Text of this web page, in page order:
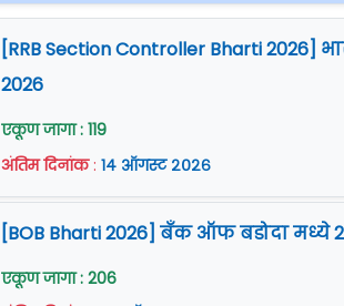
[RRB Section Controller Bharti 2026]
2026
एकूण जागा : 119
अंतिम दिनांक: १४ ऑगस्ट २०२६
[BOB Bharti 2026] बँक ऑफ बडोदा मध्ये
एकूण जागा : 206